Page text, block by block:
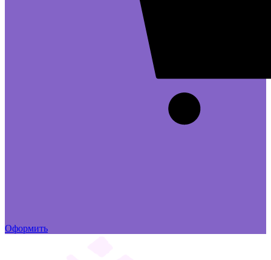
Оформить